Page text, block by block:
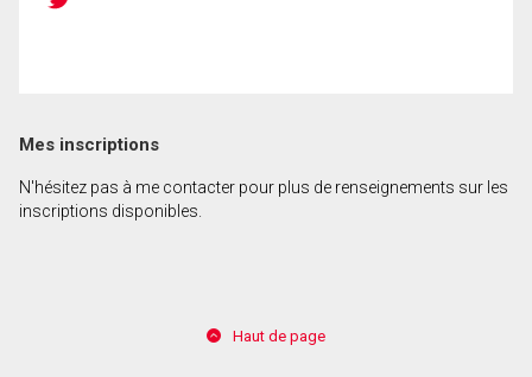
Mes inscriptions
N'hésitez pas à me contacter pour plus de renseignements sur les
inscriptions disponibles.
Haut de page